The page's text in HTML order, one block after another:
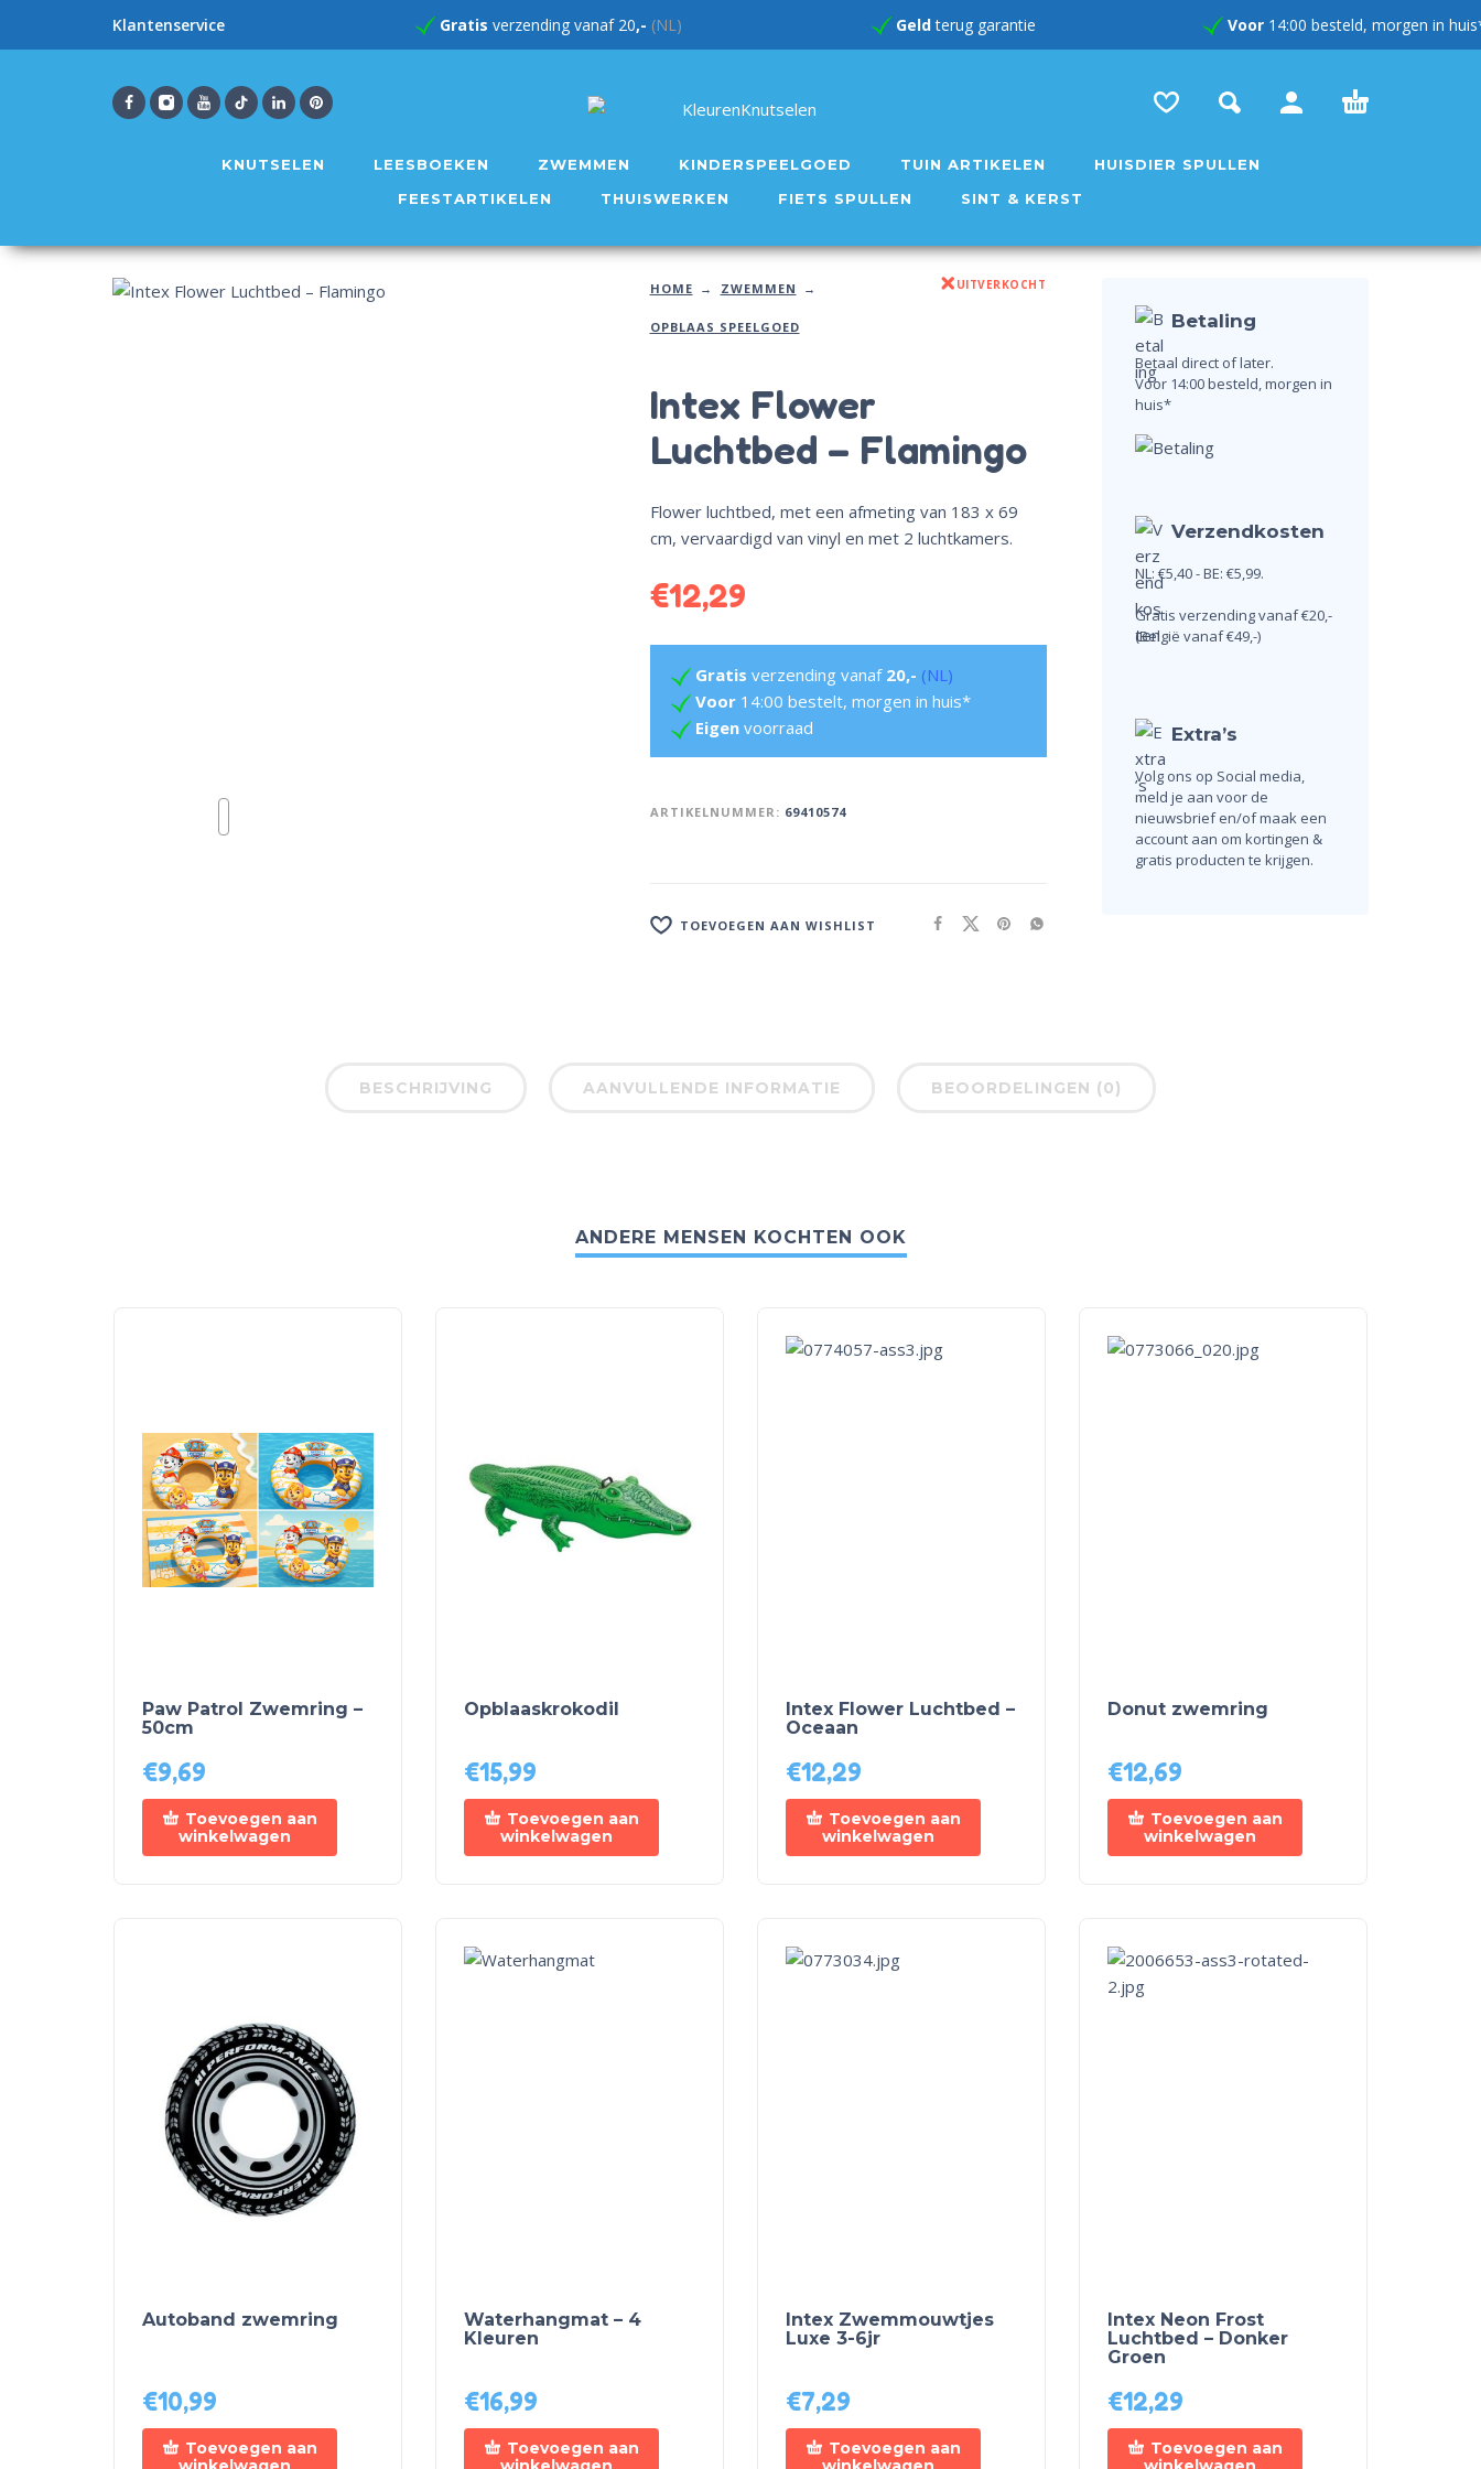
Klantenservice Gratis verzending vanaf 20,- (NL) Geldterug garantie Voor 14:00 besteld, morgen in
KNUTSELEN LEESBOEKEN ZWEMMEN KINDERSPEELGOED TUIN ARTIKELEN
HUISDIER SPULLEN
FEESTARTIKELEN
THUISWERKEN FIETS SPULLEN SINT & KERST
HOME ZWEMMEN
OPBLAAS SPEELGOED
UITVERKOCHT
Intex Flower
Luchtbed – Flamingo
Flower luchtbed, met een afmeting van 183 x 69
cm, vervaardigd van vinyl en met 2 luchtkamers.
€12,29
Gratis verzending vanaf 20,- (NL)
Voor 14:00 bestelt, morgen in huis*
Eigen voorraad
ARTIKELNUMMER: 69410574
TOEVOEGEN AAN WISHLIST
Betaling
Betaal direct of later.
Voor 14:00 besteld, morgen in
huis*
Verzendkosten
NL: €5,40 - BE: €5,99.
Gratis verzending vanaf €20,-
(België vanaf €49,-)
Extra’s
Volg ons op Social media,
meld je aan voor de
nieuwsbrief en/of maak een
account aan om kortingen &
gratis producten te krijgen.
BESCHRIJVING AANVULLENDE INFORMATIE BEOORDELINGEN (0)
ANDERE MENSEN KOCHTEN OOK
Paw Patrol Zwemring –
50cm
€9,69
Toevoegen aan
winkelwagen
Opblaaskrokodil
€15,99
Toevoegen aan
winkelwagen
Intex Flower Luchtbed –
Oceaan
€12,29
Toevoegen aan
winkelwagen
Donut zwemring
€12,69
Toevoegen aan
winkelwagen
Autoband zwemring
€10,99
Toevoegen aan
Waterhangmat – 4
Kleuren
€16,99
Toevoegen aan
Intex Zwemmouwtjes
Luxe 3-6jr
€7,29
Toevoegen aan
Intex Neon Frost
Luchtbed – Donker
Groen
€12,29
Toevoegen aan